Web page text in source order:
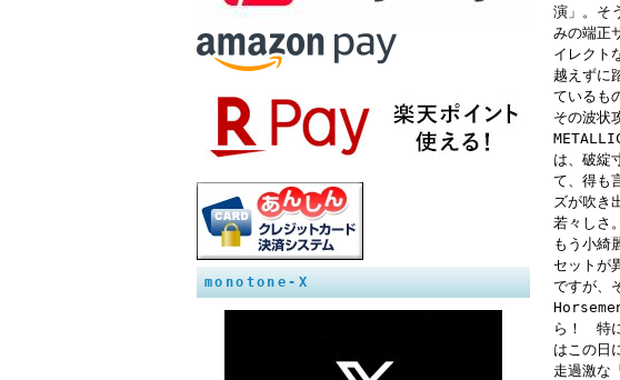
monotone-X
演」。そ
みの端正
イレクト
越えずに
ているも
その波状
は、破綻
て、得も
ズが吹き
若々しさ
もう小綺
セットが
ですが、
ら！ 特
はこの日
走過激な